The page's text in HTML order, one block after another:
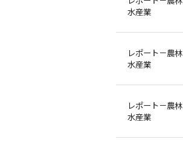
水産業
レポート－農林
水産業
レポート－農林
水産業